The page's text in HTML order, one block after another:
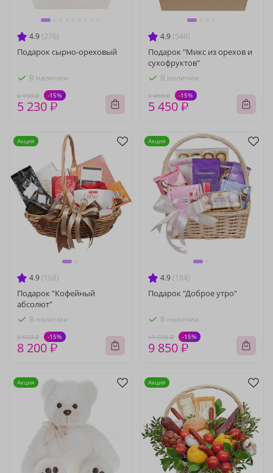
4.9 (276)
Подарок сырно-ореховый
В наличии
6 150 ₽ -15%
5 230 ₽
4.9 (548)
Подарок "Микс из орехов и
сухофруктов"
В наличии
6 410 ₽ -15%
5 450 ₽
4.9 (168)
Подарок "Кофейный
абсолют"
В наличии
9 650 ₽ -15%
8 200 ₽
Акция
4.9 (184)
Подарок "Доброе утро"
В наличии
11 590 ₽ -15%
9 850 ₽
Акция
Акция Акция